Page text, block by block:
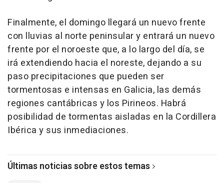
Finalmente, el domingo llegará un nuevo frente
con lluvias al norte peninsular y entrará un nuevo
frente por el noroeste que, a lo largo del día, se
irá extendiendo hacia el noreste, dejando a su
paso precipitaciones que pueden ser
tormentosas e intensas en Galicia, las demás
regiones cantábricas y los Pirineos. Habrá
posibilidad de tormentas aisladas en la Cordillera
Ibérica y sus inmediaciones.
Últimas noticias sobre estos temas